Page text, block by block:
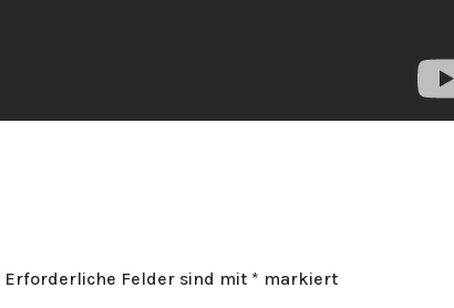
Erforderliche Felder sind mit * markiert